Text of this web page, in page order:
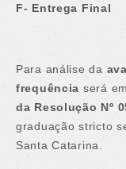
F- Entrega Final
Para análise da
frequência será
da Resolução Nº
graduação stricto
Santa Catarina.